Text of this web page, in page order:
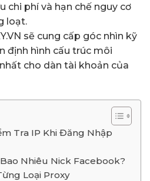
chi phí và hạn chế nguy cơ
loạt.
sẽ cung cấp góc nhìn kỹ
định hình cấu trúc môi
cho dàn tài khoản của
Tra IP Khi Đăng Nhập
Nhiêu Nick Facebook?
Loại Proxy